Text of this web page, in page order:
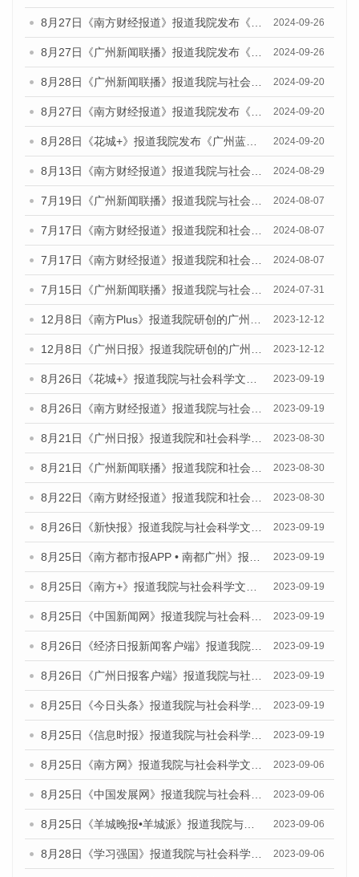
8月27日《南方财经报道》报道我院发布《广州蓝皮书：广州创新型城市发展报告（2024）》的视频采访 2024-09-26
8月27日《广州新闻联播》报道我院发布《广州蓝皮书：广州创新型城市发展报告（2024）》的视频采访 2024-09-26
8月28日《广州新闻联播》报道我院与社会科学文献出版社联合发布《广州蓝皮书：广州城市国际化发展报告（2024）》的视频采访 2024-09-20
8月27日《南方财经报道》报道我院发布《广州蓝皮书：广州创新型城市发展报告（2024）》的视频采访 2024-09-20
8月28日《花城+》报道我院发布《广州蓝皮书：广州城市国际化发展报告（2024）》的视频采访 2024-09-20
8月13日《南方财经报道》报道我院与社会科学文献出版社联合发布的《广州蓝皮书：广州国际商贸中心发展报告（2024）》视频采访 2024-08-29
7月19日《广州新闻联播》报道我院与社会科学文献出版社联合发布《广州蓝皮书：广州社会发展报告(2024)》的视频采访 2024-08-07
7月17日《南方财经报道》报道我院和社会科学文献出版社联合发布《广州蓝皮书：广州数字经济发展报告（2024）》的视频采访 2024-08-07
7月17日《南方财经报道》报道我院和社会科学文献出版社联合发布《广州蓝皮书：广州数字经济发展报告（2024）》的视频采访 2024-08-07
7月15日《广州新闻联播》报道我院与社会科学文献出版社联合发布《广州蓝皮书：广州社会发展报告(2024)》的视频采访 2024-07-31
12月8日《南方Plus》报道我院研创的广州蓝皮书系列荣获全国第十四届优秀皮书奖四项大奖的媒体文章 2023-12-12
12月8日《广州日报》报道我院研创的广州蓝皮书系列荣获全国第十四届优秀皮书奖四项大奖的媒体文章 2023-12-12
8月26日《花城+》报道我院与社会科学文献出版社联合发布《广州蓝皮书：广州创新型城市发展报告（2023）》的视频采访 2023-09-19
8月26日《南方财经报道》报道我院与社会科学文献出版社联合发布《广州蓝皮书：广州创新型城市发展报告（2023）》的视频采访 2023-09-19
8月21日《广州日报》报道我院和社会科学文献出版社联合发布《广州数字经济发展报告（2023）》蓝皮书的视频采访 2023-08-30
8月21日《广州新闻联播》报道我院和社会科学文献出版社联合发布《广州数字经济发展报告（2023）》蓝皮书的视频采访 2023-08-30
8月22日《南方财经报道》报道我院和社会科学文献出版社联合发布《广州数字经济发展报告（2023）》蓝皮书的视频采访 2023-08-30
8月26日《新快报》报道我院与社会科学文献出版社联合发布《广州蓝皮书：广州创新型城市发展报告（2023）》的媒体文章 2023-09-19
8月25日《南方都市报APP • 南都广州》报道我院与社会科学文献出版社联合发布《广州蓝皮书：广州创新型城市发展报告（2023）》的媒体文章 2023-09-19
8月25日《南方+》报道我院与社会科学文献出版社联合发布《广州蓝皮书：广州创新型城市发展报告（2023）》的媒体文章 2023-09-19
8月25日《中国新闻网》报道我院与社会科学文献出版社联合发布《广州蓝皮书：广州创新型城市发展报告（2023）》的媒体文章 2023-09-19
8月26日《经济日报新闻客户端》报道我院与社会科学文献出版社联合发布《广州蓝皮书：广州创新型城市发展报告（2023）》的媒体文章 2023-09-19
8月26日《广州日报客户端》报道我院与社会科学文献出版社联合发布《广州蓝皮书：广州创新型城市发展报告（2023）》的媒体文章 2023-09-19
8月25日《今日头条》报道我院与社会科学文献出版社联合发布《广州蓝皮书：广州创新型城市发展报告（2023）》的媒体文章 2023-09-19
8月25日《信息时报》报道我院与社会科学文献出版社联合发布《广州蓝皮书：广州创新型城市发展报告（2023）》的媒体文章 2023-09-19
8月25日《南方网》报道我院与社会科学文献出版社联合发布《广州蓝皮书：广州创新型城市发展报告（2023）》的媒体文章 2023-09-06
8月25日《中国发展网》报道我院与社会科学文献出版社联合发布《广州蓝皮书：广州创新型城市发展报告（2023）》的媒体文章 2023-09-06
8月25日《羊城晚报•羊城派》报道我院与社会科学文献出版社联合发布《广州蓝皮书：广州创新型城市发展报告（2023）》的媒体文章 2023-09-06
8月28日《学习强国》报道我院与社会科学文献出版社联合发布《广州蓝皮书：广州创新型城市发展报告（2023）》的媒体文章 2023-09-06